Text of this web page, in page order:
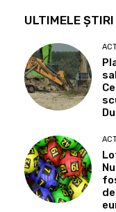
ULTIMELE ȘTIRI